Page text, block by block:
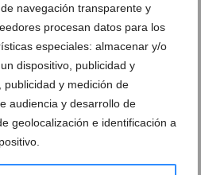
navegación transparente y
procesan datos para los
especiales: almacenar y/o
dispositivo, publicidad y
y medición de
audiencia y desarrollo de
geolocalización e identificación a
Los ninots de la Baix la Mar llegan a la
Monumento infantil de la falla Baix la Mar